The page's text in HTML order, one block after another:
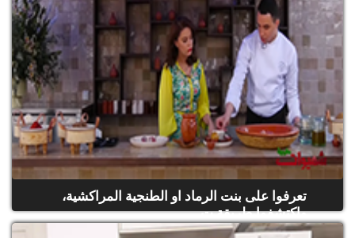
تعرفوا على بنت الرماد او الطنجية المراكشية،
واكتشفوا طريقة ت...